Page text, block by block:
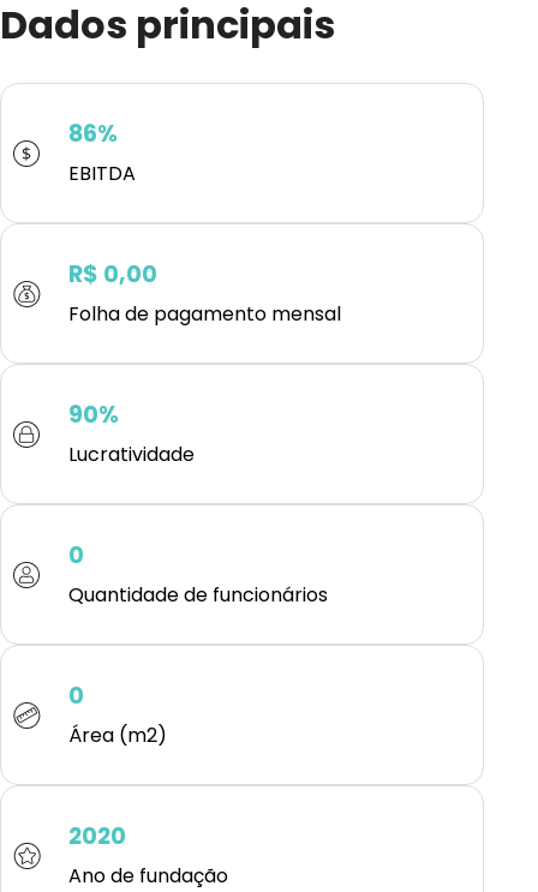
Dados principais
86%
EBITDA
R$ 0,00
Folha de pagamento mensal
90%
Lucratividade
0
Quantidade de funcionários
0
Área (m2)
2020
Ano de fundação